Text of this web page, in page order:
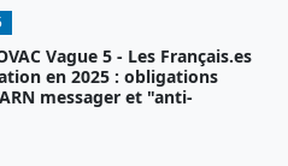
Vague 5 - Les Français.es
en 2025 : obligations
messager et "anti-